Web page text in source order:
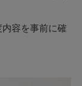
容を事前に確